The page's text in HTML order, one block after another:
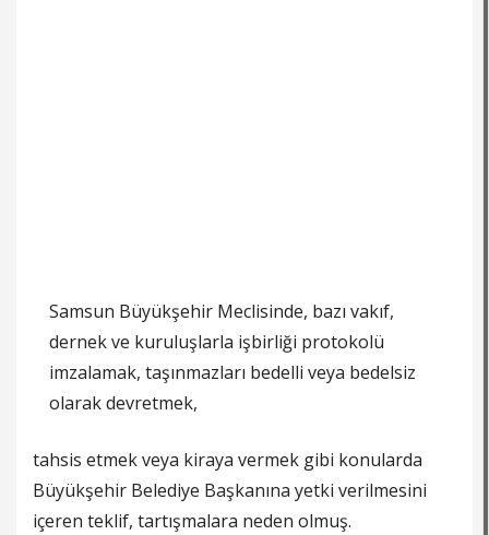
Samsun Büyükşehir Meclisinde, bazı vakıf,
dernek ve kuruluşlarla işbirliği protokolü
imzalamak, taşınmazları bedelli veya bedelsiz
olarak devretmek,
tahsis etmek veya kiraya vermek gibi konularda
Büyükşehir Belediye Başkanına yetki verilmesini
içeren teklif, tartışmalara neden olmuş.